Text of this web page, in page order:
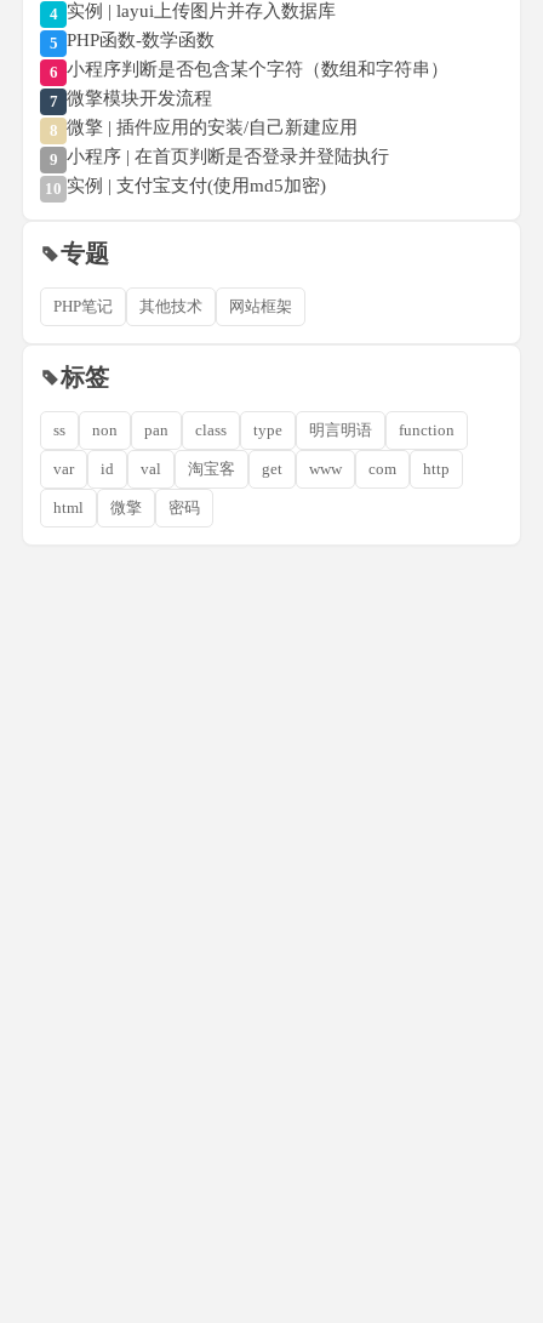
4 实例 | layui上传图片并存入数据库
5 PHP函数-数学函数
6 小程序判断是否包含某个字符（数组和字符串）
7 微擎模块开发流程
8 微擎 | 插件应用的安装/自己新建应用
9 小程序 | 在首页判断是否登录并登陆执行
10 实例 | 支付宝支付(使用md5加密)
专题
PHP笔记 其他技术 网站框架
标签
ss non pan class type 明言明语 function
var id val 淘宝客 get www com http
html 微擎 密码